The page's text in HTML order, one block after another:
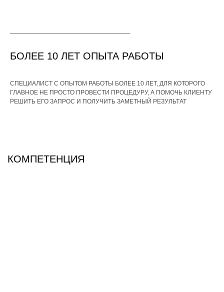
БОЛЕЕ 10 ЛЕТ ОПЫТА РАБОТЫ
СПЕЦИАЛИСТ С ОПЫТОМ РАБОТЫ БОЛЕЕ 10 ЛЕТ, ДЛЯ КОТОРОГО
ГЛАВНОЕ НЕ ПРОСТО ПРОВЕСТИ ПРОЦЕДУРУ, А ПОМОЧЬ КЛИЕНТУ
РЕШИТЬ ЕГО ЗАПРОС И ПОЛУЧИТЬ ЗАМЕТНЫЙ РЕЗУЛЬТАТ
КОМПЕТЕНЦИЯ